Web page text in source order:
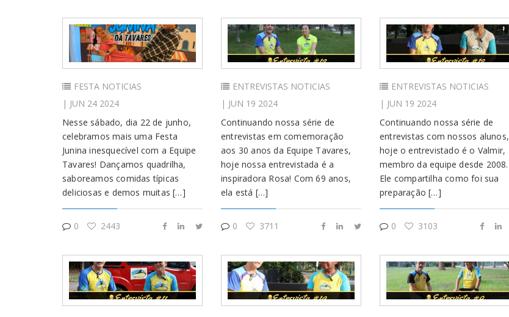
FESTA NOTICIAS
| JUN 24 2024
Nesse sábado, dia 22 de junho,
celebramos mais uma Festa
Junina inesquecível com a Equipe
Tavares! Dançamos quadrilha,
saboreamos comidas típicas
deliciosas e demos muitas […]
0 2443
ENTREVISTAS NOTICIAS
| JUN 19 2024
Continuando nossa série de
entrevistas em comemoração
aos 30 anos da Equipe Tavares,
hoje nossa entrevistada é a
inspiradora Rosa! Com 69 anos,
ela está […]
0 3711
ENTREVISTAS NOTICIAS
| JUN 19 2024
Continuando nossa série de
entrevistas com nossos alunos,
hoje o entrevistado é o Valmir,
membro da equipe desde 2008.
Ele compartilha como foi sua
preparação […]
0 3103